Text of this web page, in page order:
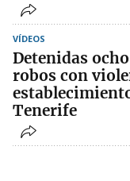
VÍDEOS
Detenidas
robos con
Tenerife